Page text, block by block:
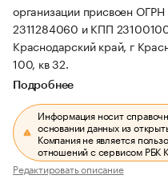
организации присвоен
2311284060 и КПП
Краснодарский край, г
100, кв 32.
Подробнее
Информация носит
основании данных из
Компания не является
отношений с сервисом РБК
Редактировать описание